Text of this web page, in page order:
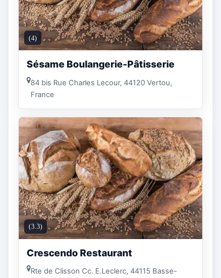
(4)
Sésame Boulangerie-Pâtisserie
84 bis Rue Charles Lecour, 44120 Vertou,
France
(3.3)
Crescendo Restaurant
Rte de Clisson Cc. E.Leclerc, 44115 Basse-